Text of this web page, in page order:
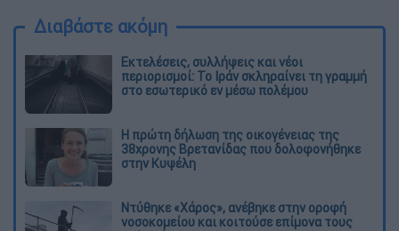
Διαβάστε ακόμη
Εκτελέσεις, συλλήψεις και νέοι
περιορισμοί: Το Ιράν σκληραίνει τη γραμμή
στο εσωτερικό εν μέσω πολέμου
Η πρώτη δήλωση της οικογένειας της
38χρονης Βρετανίδας που δολοφονήθηκε
στην Κυψέλη
Ντύθηκε «Χάρος», ανέβηκε στην οροφή
νοσοκομείου και κοιτούσε επίμονα τους